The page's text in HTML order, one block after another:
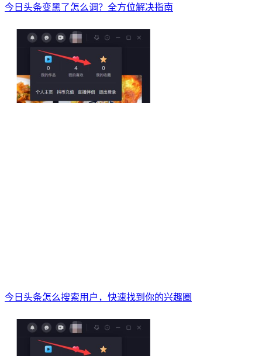
今日头条变黑了怎么调？全方位解决指南
今日头条怎么搜索用户，快速找到你的兴趣圈